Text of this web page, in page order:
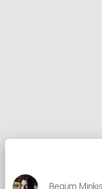
Begüm Minkis